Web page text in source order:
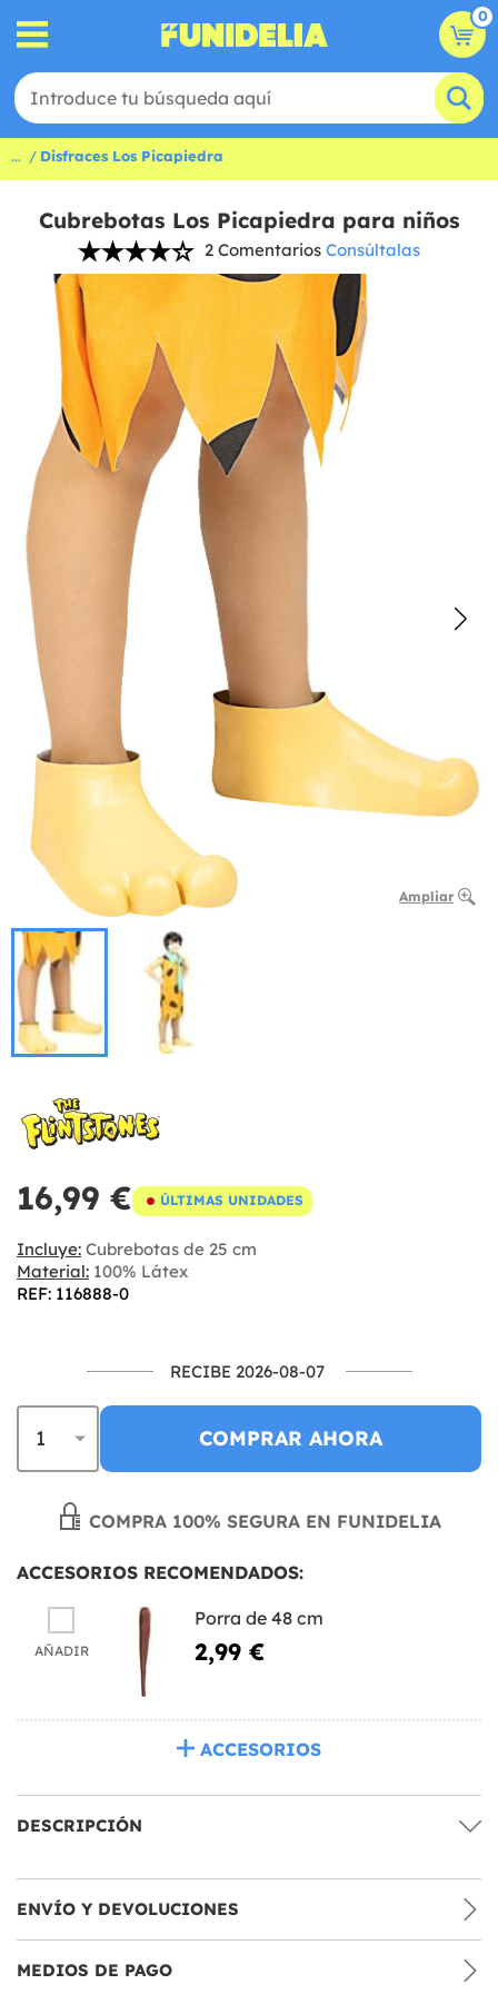
0
... Disfraces Los Picapiedra
Cubrebotas Los Picapiedra para niños
2 Comentarios Consúltalas
Ampliar
16,99 € ÚLTIMAS UNIDADES
Incluye: Cubrebotas de 25 cm
Material: 100% Látex
REF: 116888-0
RECIBE 2026-08-07
COMPRAR AHORA
COMPRA 100% SEGURA EN FUNIDELIA
ACCESORIOS RECOMENDADOS:
AÑADIR
Porra de 48 cm
2,99 €
ACCESORIOS
DESCRIPCIÓN
ENVÍO Y DEVOLUCIONES
MEDIOS DE PAGO